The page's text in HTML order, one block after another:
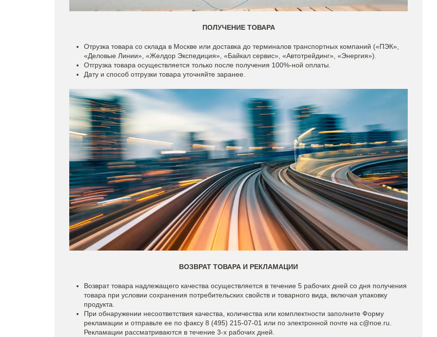
ПОЛУЧЕНИЕ ТОВАРА
Отрузка товара со склада в Москве или доставка до терминалов транспортных компаний («ПЭК»,
«Деловые Линии», «Желдор Экспедиция», «Байкал сервис», «Автотрейдинг», «Энергия»).
Отгрузка товара осуществляется только после получения 100%-ной оплаты.
Дату и способ отгрузки товара уточняйте заранее.
ВОЗВРАТ ТОВАРА И РЕКЛАМАЦИИ
Возврат товара надлежащего качества осуществляется в течение 5 рабочих дней со дня получения
товара при условии сохранения потребительских свойств и товарного вида, включая упаковку
продукта.
При обнаружении несоответствия качества, количества или комплектности заполните Форму
рекламации и отправьте ее по факсу 8 (495) 215-07-01 или по электронной почте на c@noe.ru.
Рекламации рассматриваются в течение 3-х рабочих дней.